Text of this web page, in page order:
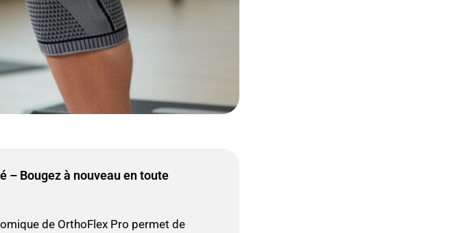
– Bougez à nouveau en toute
de OrthoFlex Pro permet de